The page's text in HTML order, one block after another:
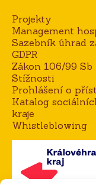
Projekty
Management
Sazebník úhrad
GDPR
Zákon 106/99 Sb
Stížnosti
Prohlášení o
Katalog
kraje
Whistleblowing